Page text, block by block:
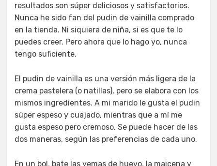
resultados son súper deliciosos y satisfactorios.
Nunca he sido fan del pudin de vainilla comprado
en la tienda. Ni siquiera de niña, si es que te lo
puedes creer. Pero ahora que lo hago yo, nunca
tengo suficiente.
El pudin de vainilla es una versión más ligera de la
crema pastelera (o natillas), pero se elabora con los
mismos ingredientes. A mi marido le gusta el pudin
súper espeso y cuajado, mientras que a mí me
gusta espeso pero cremoso. Se puede hacer de las
dos maneras, según las preferencias de cada uno.
En un bol, bate las yemas de huevo, la maicena y